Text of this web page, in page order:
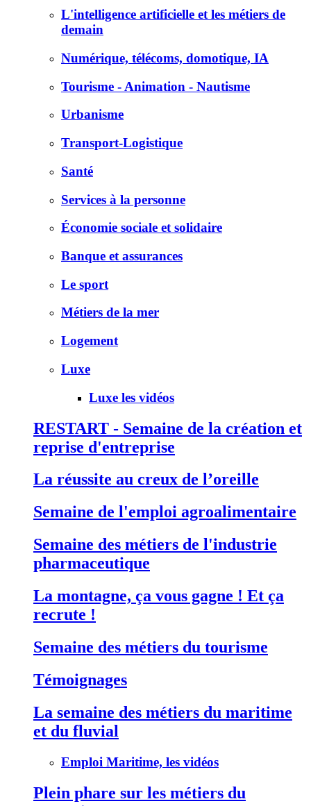
L'intelligence artificielle et les métiers de
demain
Numérique, télécoms, domotique, IA
Tourisme - Animation - Nautisme
Urbanisme
Transport-Logistique
Santé
Services à la personne
Économie sociale et solidaire
Banque et assurances
Le sport
Métiers de la mer
Logement
Luxe
Luxe les vidéos
RESTART - Semaine de la création et
reprise d'entreprise
La réussite au creux de l’oreille
Semaine de l'emploi agroalimentaire
Semaine des métiers de l'industrie
pharmaceutique
La montagne, ça vous gagne ! Et ça
recrute !
Semaine des métiers du tourisme
Témoignages
La semaine des métiers du maritime
et du fluvial
Emploi Maritime, les vidéos
Plein phare sur les métiers du